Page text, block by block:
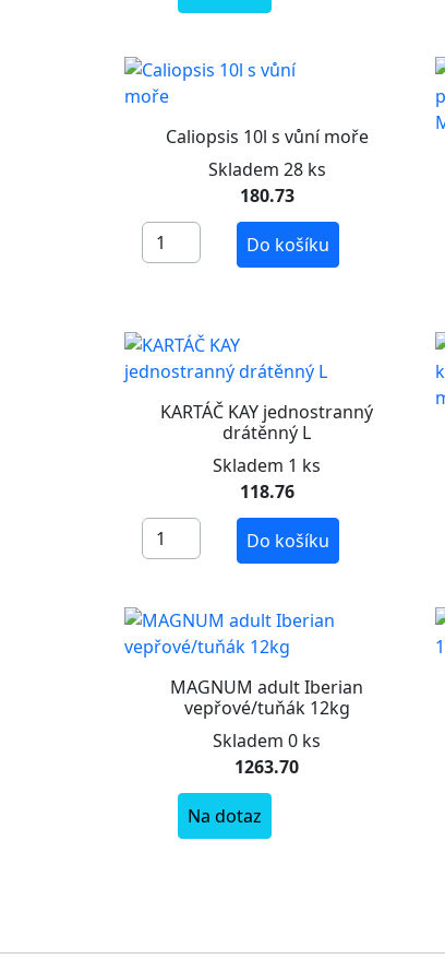
Caliopsis 10l s vůní moře
Skladem 28 ks
180.73
Do košíku
KARTÁČ KAY jednostranný
drátěnný L
Skladem 1 ks
118.76
Do košíku
MAGNUM adult Iberian
vepřové/tuňák 12kg
Skladem 0 ks
1263.70
Na dotaz